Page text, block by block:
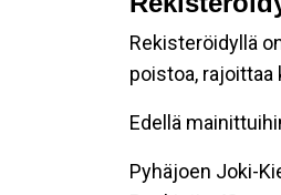
Rekisteröidyllä
poistoa,
Edellä
Pyhäjoen Joki-